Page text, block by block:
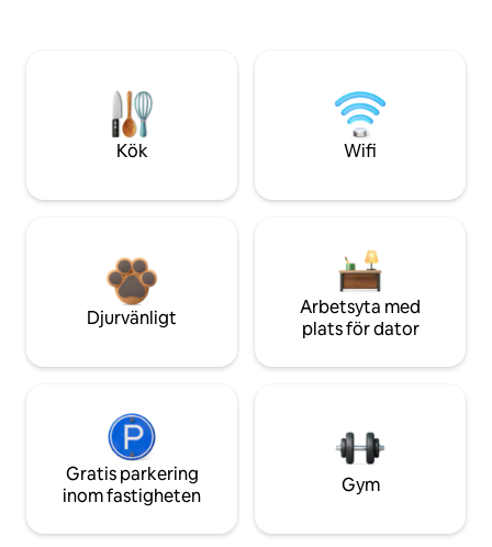
Kök Wifi
Djurvänligt
Arbetsyta med
plats för dator
Gratis parkering
inom fastigheten
Gym